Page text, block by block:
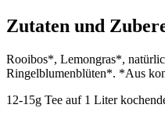
Zutaten und
Rooibos*, Lemongras*,
Ringelblumenblüten*. *Aus
12-15g Tee auf 1 Liter